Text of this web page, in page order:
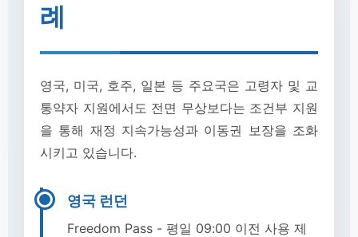
례
영국, 미국, 호주, 일본 등 주요국은 고령자 및 교
통약자 지원에서도 전면 무상보다는 조건부 지원
을 통해 재정 지속가능성과 이동권 보장을 조화
시키고 있습니다.
영국 런던
Freedom Pass - 평일 09:00 이전 사용 제